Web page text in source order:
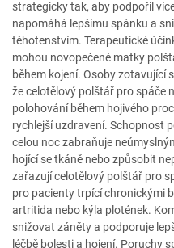
strategicky tak, aby podpořil
napomáhá lepšímu spánku a
těhotenstvím. Terapeutické
mohou novopečené matky
během kojení. Osoby zotavující
že celotělový polštář pro spáče
polohování během hojivého
rychlejší uzdravení. Schopnost
celou noc zabraňuje
hojící se tkáně nebo způsobit
zařazují celotělový polštář pro
pro pacienty trpící chronickými
artritida nebo kýla plotének.
snižovat záněty a podporuje
léčbě bolesti a hojení. Poruchy